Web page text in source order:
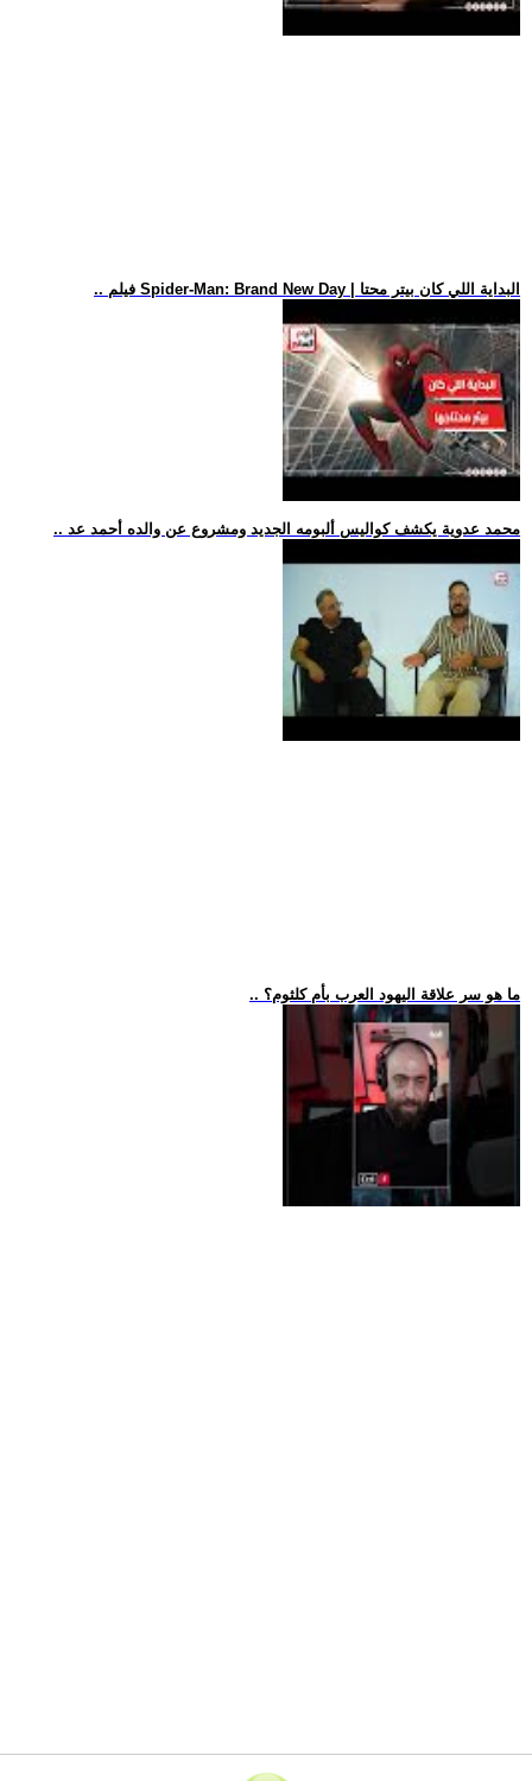
.. فيلم Spider-Man: Brand New Day | البداية اللي كان بيتر محتا
.. محمد عدوية يكشف كواليس ألبومه الجديد ومشروع عن والده أحمد عد
.. ما هو سر علاقة اليهود العرب بأم كلثوم؟